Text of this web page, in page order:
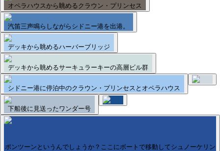
オペラハウスから眺めるクラウン・プリンセス
汽笛三声鳴らしながらシドニー港を出港。
デッキから眺めるハーバーブリッジ
デッキから眺めるサーキュラーキーの高層ビル群
シドニー港に停泊中のクラウン・プリンセスとオペラハウス
下船後に見送ったワンダー号
ポンツーンというんでしょうか？ここにボートで移動してシュノーケリン